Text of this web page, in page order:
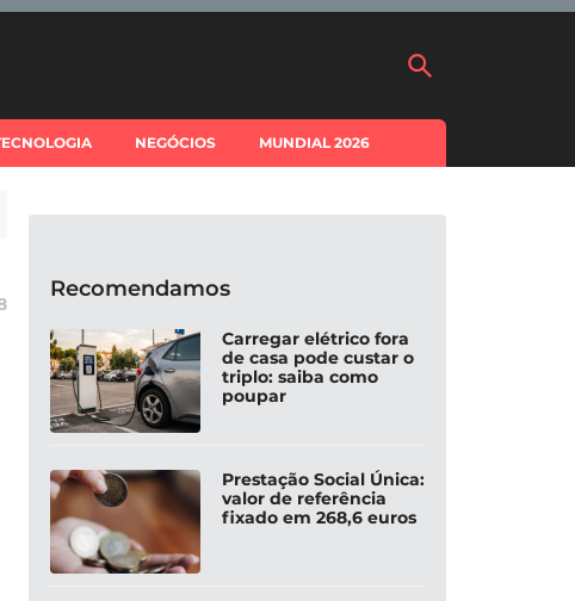
NEGÓCIOS MUNDIAL 2026
Recomendamos
Carregar elétrico fora
de casa pode custar o
triplo: saiba como
poupar
Prestação Social Única:
valor de referência
fixado em 268,6 euros